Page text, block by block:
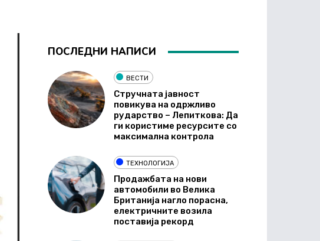
ПОСЛЕДНИ НАПИСИ
ВЕСТИ
Стручната јавност
повикува на одржливо
рударство – Лепиткова: Да
ги користиме ресурсите со
максимална контрола
ТЕХНОЛОГИЈА
Продажбата на нови
автомобили во Велика
Британија нагло порасна,
електричните возила
поставија рекорд